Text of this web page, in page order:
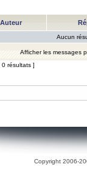
Auteur
Aucun
Afficher les messages
résultats ]
Copyright 2006-